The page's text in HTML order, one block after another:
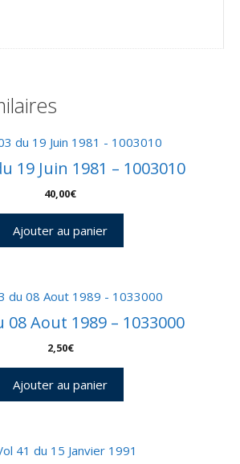
19 Juin 1981 – 1003010
40,00€
Ajouter au panier
08 Aout 1989 – 1033000
2,50€
Ajouter au panier